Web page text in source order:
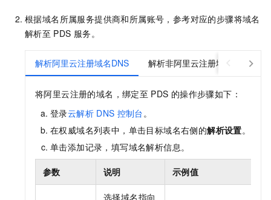
根据域名所属服务提供商和所属账号，参考对应的步骤将域名
解析至 PDS 服务。
解析阿里云注册域名DNS 解析非阿里云注册域名DNS
将阿里云注册的域名，绑定至 PDS 的操作步骤如下：
登录云解析 DNS 控制台。
在权威域名列表中，单击目标域名右侧的解析设置。
单击添加记录，填写域名解析信息。
参数 说明 示例值
选择域名指向